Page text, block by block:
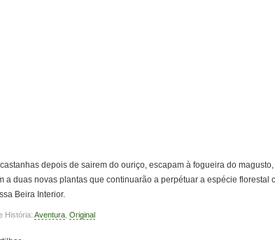
depois de sairem do ouriço, escapam à fogueira do
a duas novas plantas que continuarão a perpétuar a espécie florestal
Beira Interior.
História: Aventura Original